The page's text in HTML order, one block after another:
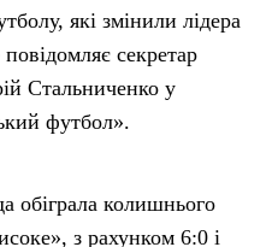
які змінили лідера
секретар
Стальниченко у
футбол».
обіграла колишнього
з рахунком 6:0 і